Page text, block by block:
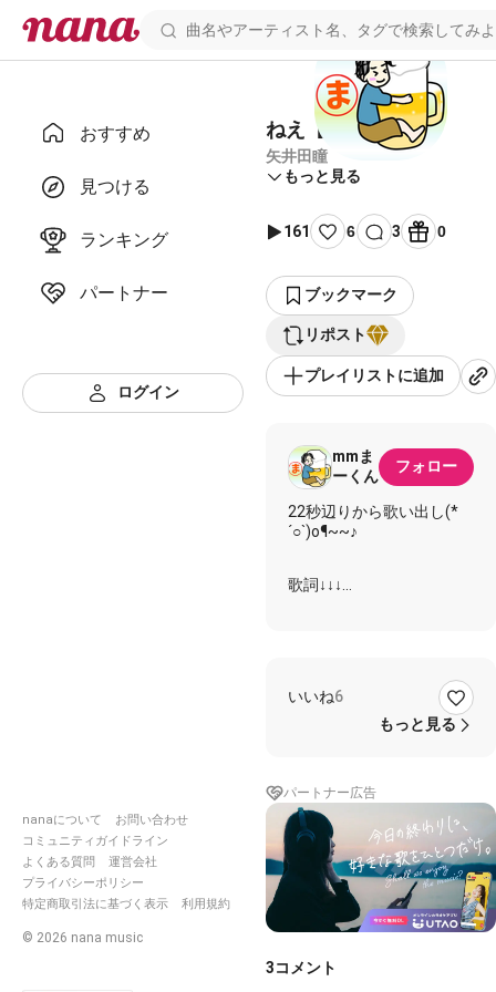
おすすめ
見つける
ランキング
パートナー
ログイン
nanaについて
お問い合わせ
コミュニティガイドライン
よくある質問
運営会社
プライバシーポリシー
特定商取引法に基づく表示
利用規約
© 2026 nana music
ねえ【伴奏】
矢井田瞳
もっと見る
161 6 3 0
ブックマーク
リポスト
プレイリストに追加
mmま
ーくん
フォロー
22秒辺りから歌い出し(*
´○`)o¶~~♪
歌詞↓↓↓
こんなろくでもない毎日を
繰り返す でもね 気付いた
ねぇ これからもっと 抱き
れないで
朝から晩まで一緒にいて
そうすれば死ぬまで一緒
#矢井田瞳 #ヤイコ #ねぇ
いいね6
もっと見る
パートナー広告
3コメント